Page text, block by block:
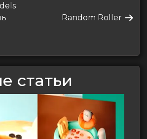
Следующая
Random Roller
статьи